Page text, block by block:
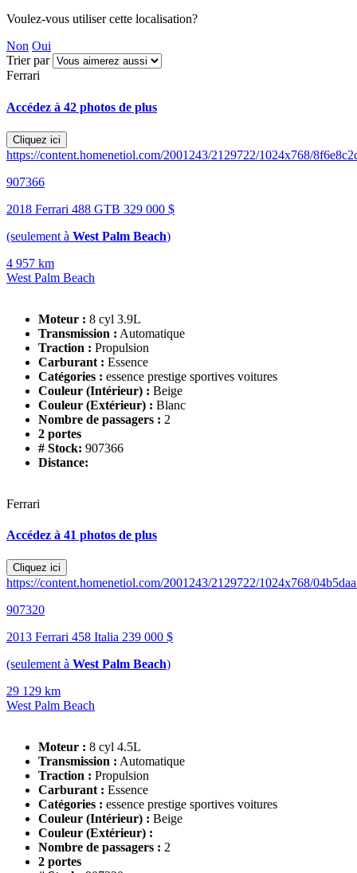
Voulez-vous utiliser cette localisation?
Non Oui
Trier par
Ferrari
Accédez à 42 photos de plus
Cliquez ici
https://content.homenetiol.com/2001243/2129722/1024x768/
907366
2018 Ferrari 488 GTB 329 000 $
(seulement à West Palm Beach)
4 957 km
West Palm Beach
Moteur : 8 cyl 3.9L
Transmission : Automatique
Traction : Propulsion
Carburant : Essence
Catégories : essence prestige sportives voitures
Couleur (Intérieur) : Beige
Couleur (Extérieur) : Blanc
Nombre de passagers : 2
2 portes
# Stock: 907366
Distance:
Ferrari
Accédez à 41 photos de plus
Cliquez ici
https://content.homenetiol.com/2001243/2129722/1024x768/
907320
2013 Ferrari 458 Italia 239 000 $
(seulement à West Palm Beach)
29 129 km
West Palm Beach
Moteur : 8 cyl 4.5L
Transmission : Automatique
Traction : Propulsion
Carburant : Essence
Catégories : essence prestige sportives voitures
Couleur (Intérieur) : Beige
Couleur (Extérieur) :
Nombre de passagers : 2
2 portes